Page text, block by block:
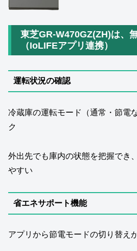
東芝GR‑W470GZ(ZH)は、
（IoLIFEアプリ連携）
運転状況の確認
冷蔵庫の運転モード（通常・節電
ク
外出先でも庫内の状態を把握でき
やすい
省エネサポート機能
アプリから節電モードの切り替え